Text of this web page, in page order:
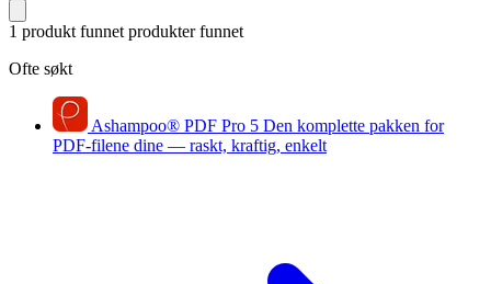
1 produkt funnet produkter funnet
Ofte søkt
Ashampoo® PDF Pro 5 Den komplette pakken for
PDF-filene dine — raskt, kraftig, enkelt